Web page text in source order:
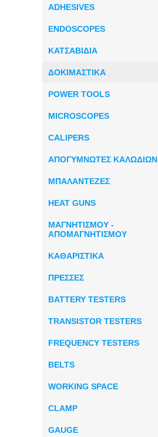
ADHESIVES
ENDOSCOPES
ΚΑΤΣΑΒΙΔΙΑ
ΔΟΚΙΜΑΣΤΙΚΑ
POWER TOOLS
MICROSCOPES
CALIPERS
ΑΠΟΓΥΜΝΩΤΕΣ ΚΑΛΩΔΙΩΝ
ΜΠΑΛΑΝΤΕΖΕΣ
HEAT GUNS
ΜΑΓΝΗΤΙΣΜΟΥ -
ΑΠΟΜΑΓΝΗΤΙΣΜΟΥ
ΚΑΘΑΡΙΣΤΙΚΑ
ΠΡΕΣΣΕΣ
BATTERY TESTERS
TRANSISTOR TESTERS
FREQUENCY TESTERS
BELTS
WORKING SPACE
CLAMP
GAUGE